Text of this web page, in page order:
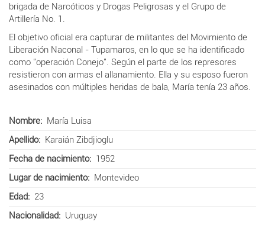
brigada de Narcóticos y Drogas Peligrosas y el Grupo de
Artillería No. 1.
El objetivo oficial era capturar de militantes del Movimiento de
Liberación Naconal - Tupamaros, en lo que se ha identificado
como "operación Conejo". Según el parte de los represores
resistieron con armas el allanamiento. Ella y su esposo fueron
asesinados con múltiples heridas de bala, María tenía 23 años.
Nombre
María Luisa
Apellido
Karaián Zibdjioglu
Fecha de nacimiento
1952
Lugar de nacimiento
Montevideo
Edad
23
Nacionalidad
Uruguay